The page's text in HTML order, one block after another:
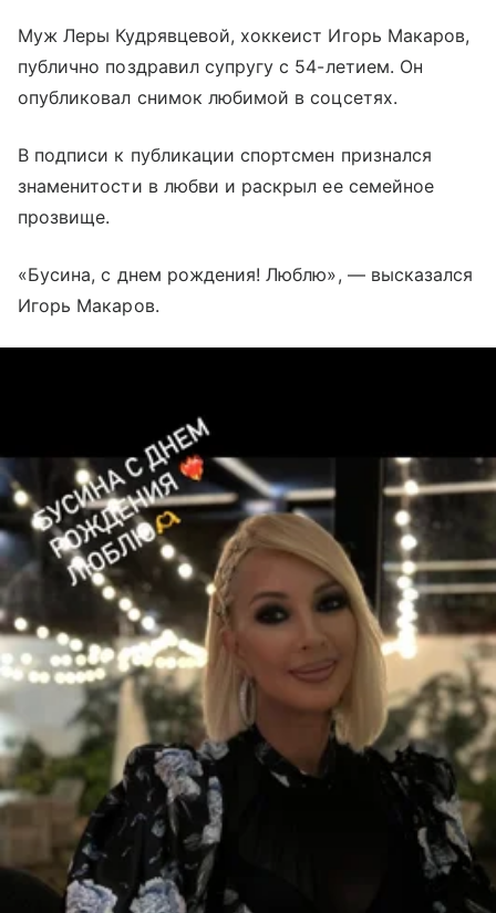
Муж Леры Кудрявцевой, хоккеист Игорь Макаров,
публично поздравил супругу с 54-летием. Он
опубликовал снимок любимой в соцсетях.
В подписи к публикации спортсмен признался
знаменитости в любви и раскрыл ее семейное
прозвище.
«Бусина, с днем рождения! Люблю», — высказался
Игорь Макаров.